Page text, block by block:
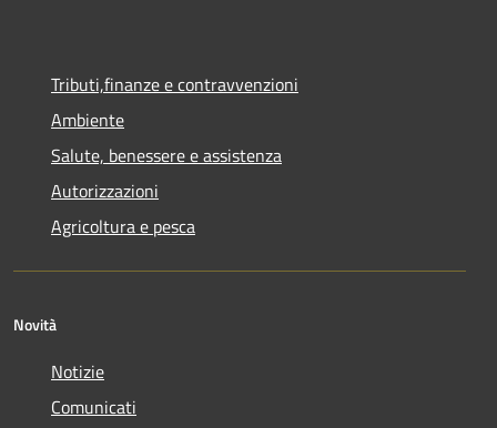
Tributi,finanze e contravvenzioni
Ambiente
Salute, benessere e assistenza
Autorizzazioni
Agricoltura e pesca
Novità
Notizie
Comunicati